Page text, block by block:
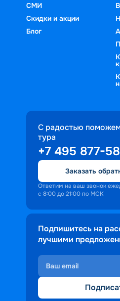
СМИ
Скидки и акции
Блог
С радостью
тура
+7 495 877-
Заказать
Ответим на ваш звонок
с 8:00 до 21:00 по МСК
Подпишитесь на
лучшими